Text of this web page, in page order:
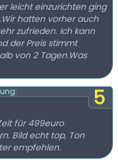
leicht einzurichten ging
hatten vorher auch
zufrieden. Ich kann
der Preis stimmt
von 2 Tagen.Was
5
für 499euro
Bild echt top, Ton
empfehlen.